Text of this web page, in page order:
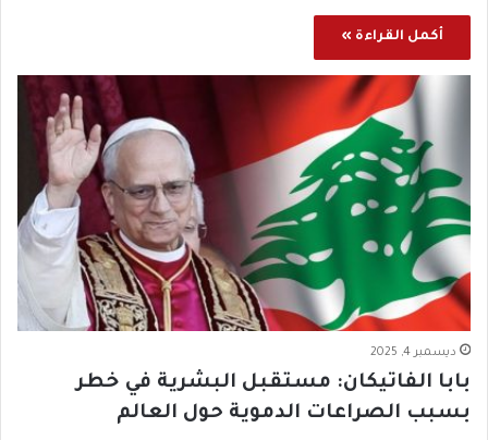
أكمل القراءة »
ديسمبر 4, 2025
بابا الفاتيكان: مستقبل البشرية في خطر
بسبب الصراعات الدموية حول العالم